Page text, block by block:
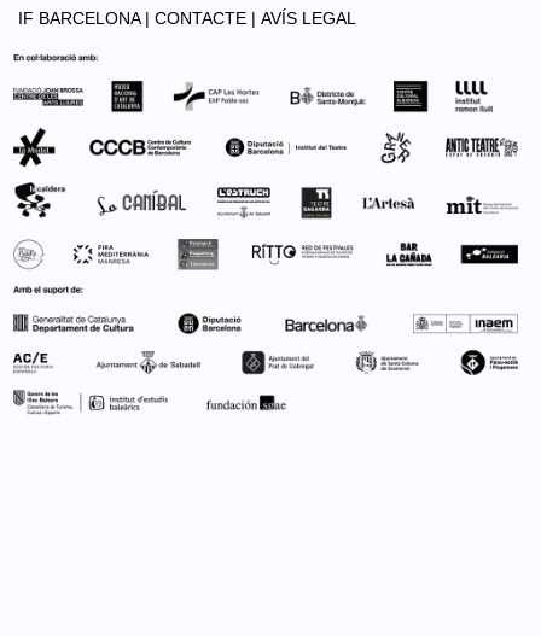
IF BARCELONA | CONTACTE | AVÍS LEGAL